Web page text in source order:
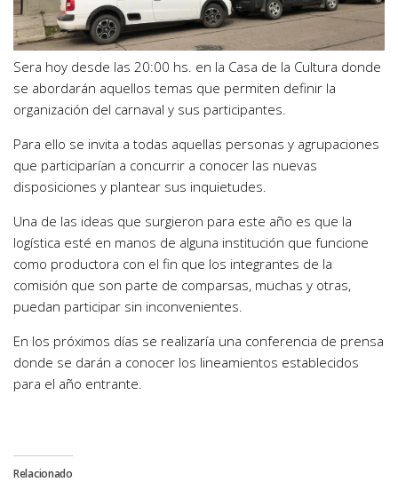
Sera hoy desde las 20:00 hs. en la Casa de la Cultura donde
se abordarán aquellos temas que permiten definir la
organización del carnaval y sus participantes.
Para ello se invita a todas aquellas personas y agrupaciones
que participarían a concurrir a conocer las nuevas
disposiciones y plantear sus inquietudes.
Una de las ideas que surgieron para este año es que la
logística esté en manos de alguna institución que funcione
como productora con el fin que los integrantes de la
comisión que son parte de comparsas, muchas y otras,
puedan participar sin inconvenientes.
En los próximos días se realizaría una conferencia de prensa
donde se darán a conocer los lineamientos establecidos
para el año entrante.
Relacionado